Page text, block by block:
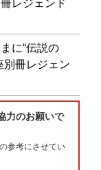
レジェンド
に“伝説の
冊レジェン